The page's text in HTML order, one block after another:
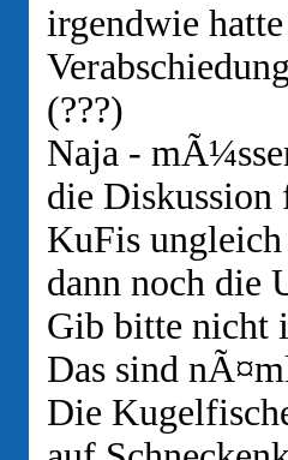
irgendwie
(???)
Naja -
die
KuFis
dann noch die
Gib bitte nicht
Das sind
Die